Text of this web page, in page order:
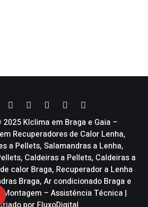
Klclima em Braga e Gaia –
Recuperadores de Calor Lenha,
a Pellets, Salamandras a Lenha,
Caldeiras a Pellets, Caldeiras a
calor Braga, Recuperador a Lenha
Braga, Ar condicionado Braga e
Montagem – Assistência Técnica |